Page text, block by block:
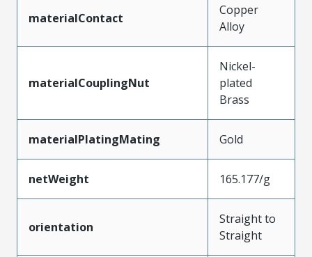
materialContact
Copper
Alloy
materialCouplingNut
Nickel-
plated
Brass
materialPlatingMating Gold
netWeight 165.177/g
orientation
Straight to
Straight